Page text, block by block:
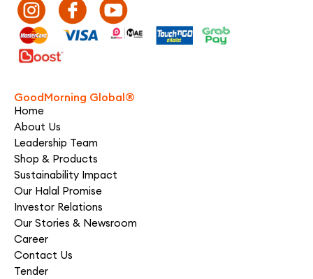
GoodMorning Global®
Home
About Us
Leadership Team
Shop & Products
Sustainability Impact
Our Halal Promise
Investor Relations
Our Stories & Newsroom
Career
Contact Us
Tender